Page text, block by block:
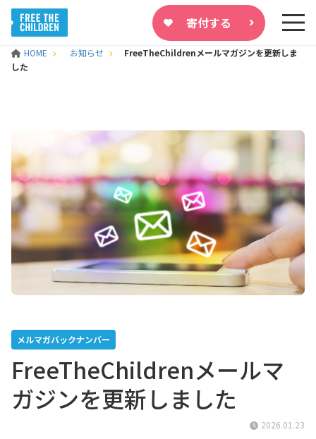
寄付する
HOME お知らせ
FreeTheChildrenメールマガジンを更新しま
した
メルマガバックナンバー
FreeTheChildrenメールマ
ガジンを更新しました
2026.01.23